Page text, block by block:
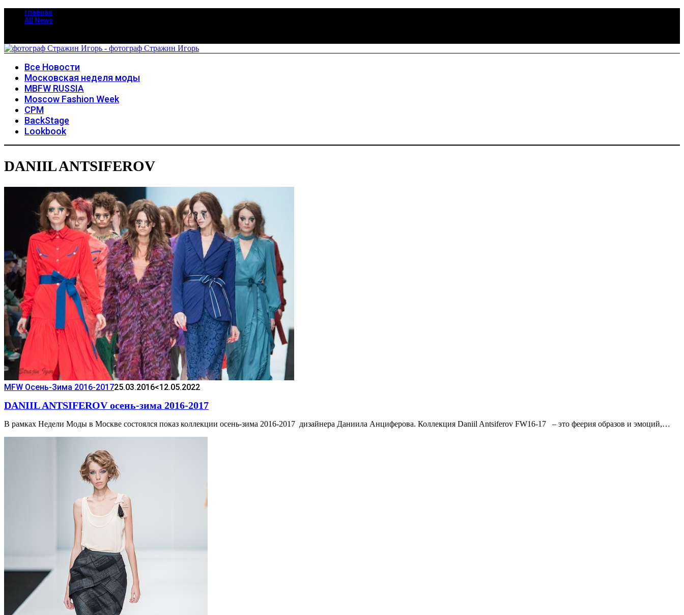
главная
All News
Все Новости
Московская неделя моды
MBFW RUSSIA
Moscow Fashion Week
CPM
BackStage
Lookbook
DANIIL ANTSIFEROV
MFW Осень-Зима 2016-201725.03.2016<12.05.2022
DANIIL ANTSIFEROV осень-зима 2016-2017
В рамках Недели Моды в Москве состоялся показ коллекции осень-зима 2016-2017 дизайнера Даниила Анциферова. Коллекция Daniil Antsiferov FW16-17 – это феерия образов и эмоций,…